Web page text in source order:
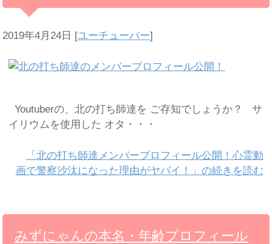
2019年4月24日 [ユーチューバー]
Youtuberの、北の打ち師達を ご存知でしょうか？ サ
イリウムを使用した オタ・・・
「北の打ち師達メンバープロフィール公開！心霊動
画で警察沙汰になった理由がヤバイ！」の続きを読む
みずにゃんの本名・年齢プロフィール